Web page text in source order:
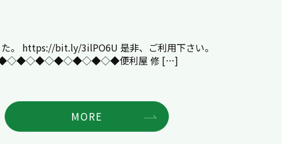
。 https://bit.ly/3ilPO6U 是非、ご利用下さい。
便利屋 修 […]
MORE